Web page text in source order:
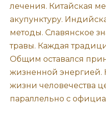
лечения. Китайская
акупунктуру.
методы. Славянское
травы. Каждая
Общим оставался
жизненной энергией.
жизни человечества
параллельно с